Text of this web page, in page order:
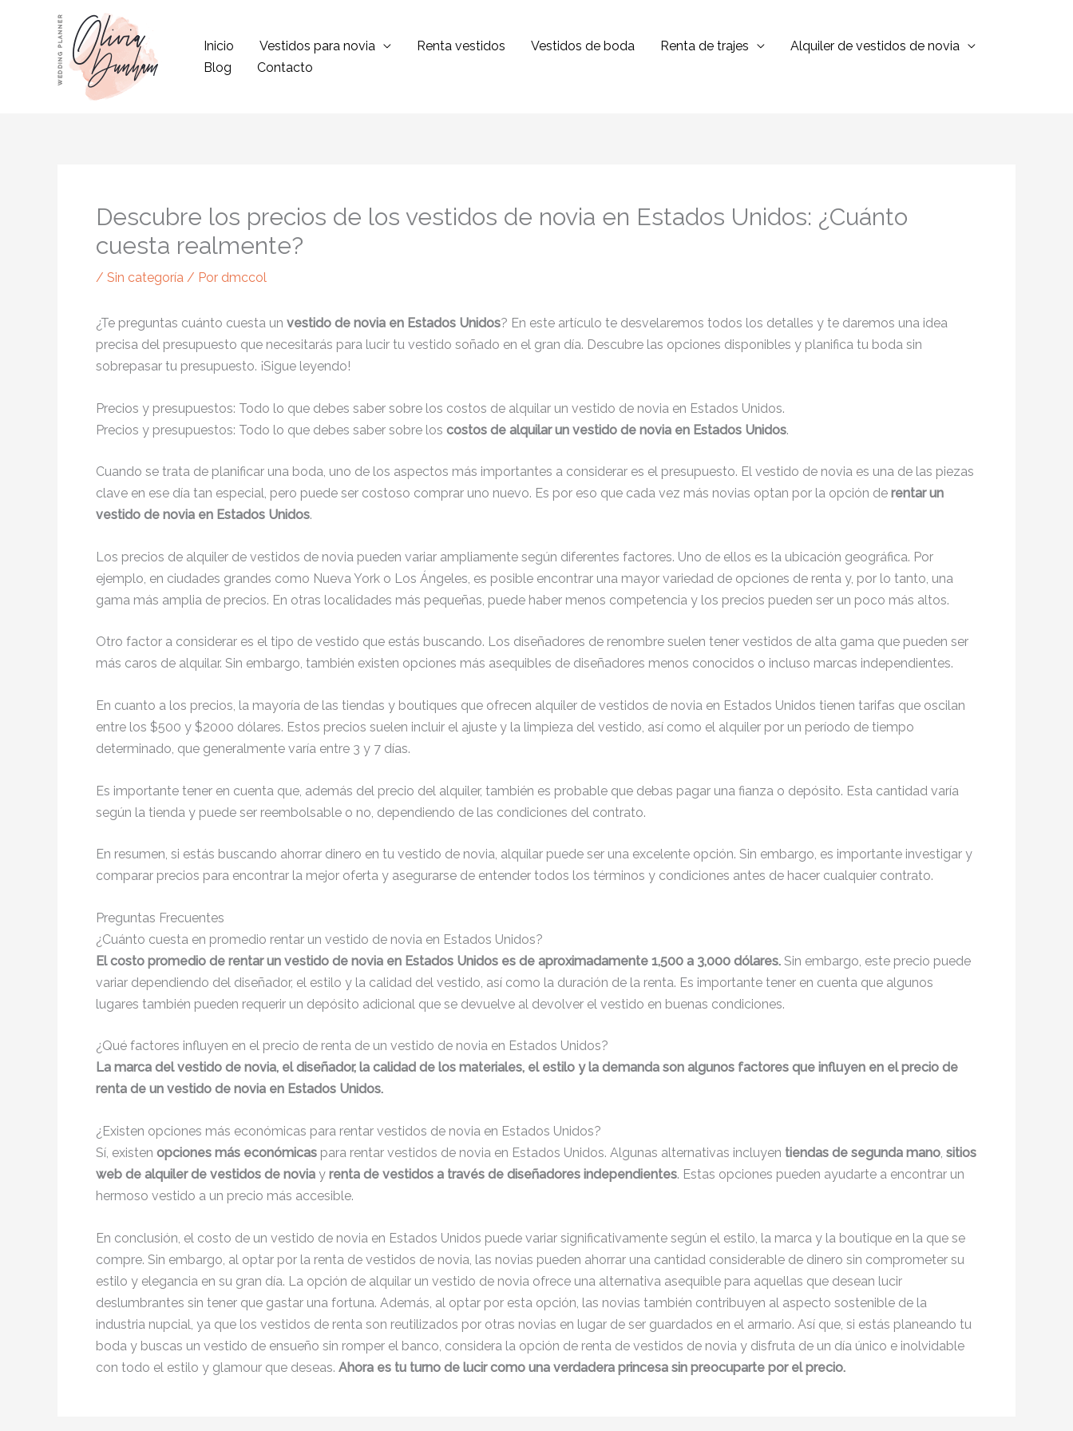
contenido
Inicio Vestidos para novia Renta vestidos Vestidos de boda Renta de trajes
Alquiler de vestidos de novia
Blog
Contacto
Descubre los precios de los vestidos de novia en Estados Unidos: ¿Cuánto
cuesta realmente?
/ Sin categoría / Por dmccol
¿Te preguntas cuánto cuesta un vestido de novia en Estados Unidos? En este artículo te desvelaremos todos los detalles y te daremos una idea
precisa del presupuesto que necesitarás para lucir tu vestido soñado en el gran día. Descubre las opciones disponibles y planifica tu boda sin
sobrepasar tu presupuesto. ¡Sigue leyendo!
Precios y presupuestos: Todo lo que debes saber sobre los costos de alquilar un vestido de novia en Estados Unidos.
Precios y presupuestos: Todo lo que debes saber sobre los costos de alquilar un vestido de novia en Estados Unidos.
Cuando se trata de planificar una boda, uno de los aspectos más importantes a considerar es el presupuesto. El vestido de novia es una de las piezas
clave en ese día tan especial, pero puede ser costoso comprar uno nuevo. Es por eso que cada vez más novias optan por la opción de rentar un
vestido de novia en Estados Unidos.
Los precios de alquiler de vestidos de novia pueden variar ampliamente según diferentes factores. Uno de ellos es la ubicación geográfica. Por
ejemplo, en ciudades grandes como Nueva York o Los Ángeles, es posible encontrar una mayor variedad de opciones de renta y, por lo tanto, una
gama más amplia de precios. En otras localidades más pequeñas, puede haber menos competencia y los precios pueden ser un poco más altos.
Otro factor a considerar es el tipo de vestido que estás buscando. Los diseñadores de renombre suelen tener vestidos de alta gama que pueden ser
más caros de alquilar. Sin embargo, también existen opciones más asequibles de diseñadores menos conocidos o incluso marcas independientes.
En cuanto a los precios, la mayoría de las tiendas y boutiques que ofrecen alquiler de vestidos de novia en Estados Unidos tienen tarifas que oscilan
entre los $500 y $2000 dólares. Estos precios suelen incluir el ajuste y la limpieza del vestido, así como el alquiler por un período de tiempo
determinado, que generalmente varía entre 3 y 7 días.
Es importante tener en cuenta que, además del precio del alquiler, también es probable que debas pagar una fianza o depósito. Esta cantidad varía
según la tienda y puede ser reembolsable o no, dependiendo de las condiciones del contrato.
En resumen, si estás buscando ahorrar dinero en tu vestido de novia, alquilar puede ser una excelente opción. Sin embargo, es importante investigar y
comparar precios para encontrar la mejor oferta y asegurarse de entender todos los términos y condiciones antes de hacer cualquier contrato.
Preguntas Frecuentes
¿Cuánto cuesta en promedio rentar un vestido de novia en Estados Unidos?
El costo promedio de rentar un vestido de novia en Estados Unidos es de aproximadamente 1,500 a 3,000 dólares. Sin embargo, este precio puede
variar dependiendo del diseñador, el estilo y la calidad del vestido, así como la duración de la renta. Es importante tener en cuenta que algunos
lugares también pueden requerir un depósito adicional que se devuelve al devolver el vestido en buenas condiciones.
¿Qué factores influyen en el precio de renta de un vestido de novia en Estados Unidos?
La marca del vestido de novia, el diseñador, la calidad de los materiales, el estilo y la demanda son algunos factores que influyen en el precio de
renta de un vestido de novia en Estados Unidos.
¿Existen opciones más económicas para rentar vestidos de novia en Estados Unidos?
Sí, existen opciones más económicas para rentar vestidos de novia en Estados Unidos. Algunas alternativas incluyen tiendas de segunda mano, sitios
web de alquiler de vestidos de novia y renta de vestidos a través de diseñadores independientes. Estas opciones pueden ayudarte a encontrar un
hermoso vestido a un precio más accesible.
En conclusión, el costo de un vestido de novia en Estados Unidos puede variar significativamente según el estilo, la marca y la boutique en la que se
compre. Sin embargo, al optar por la renta de vestidos de novia, las novias pueden ahorrar una cantidad considerable de dinero sin comprometer su
estilo y elegancia en su gran día. La opción de alquilar un vestido de novia ofrece una alternativa asequible para aquellas que desean lucir
deslumbrantes sin tener que gastar una fortuna. Además, al optar por esta opción, las novias también contribuyen al aspecto sostenible de la
industria nupcial, ya que los vestidos de renta son reutilizados por otras novias en lugar de ser guardados en el armario. Así que, si estás planeando tu
boda y buscas un vestido de ensueño sin romper el banco, considera la opción de renta de vestidos de novia y disfruta de un día único e inolvidable
con todo el estilo y glamour que deseas. Ahora es tu turno de lucir como una verdadera princesa sin preocuparte por el precio.